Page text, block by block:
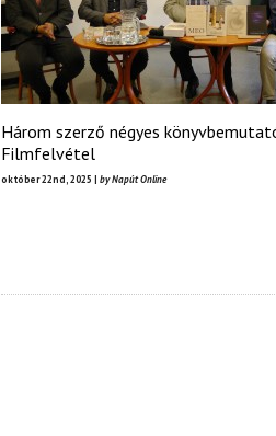
Három szerző négyes
Filmfelvétel
október 22nd, 2025 | by Napút Online